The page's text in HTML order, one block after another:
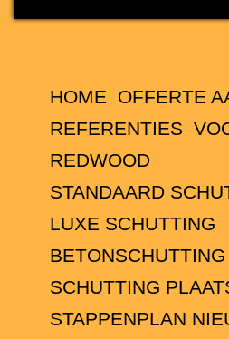
HOME
OFFERTE
REFERENTIES
REDWOOD
STANDAARD
LUXE SCHUTTING
BETONSCHUTTING
SCHUTTING
STAPPENPLAN